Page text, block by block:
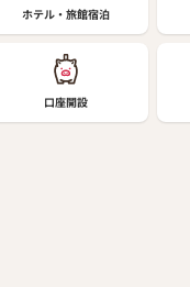
ホテル・旅館宿泊
口座開設